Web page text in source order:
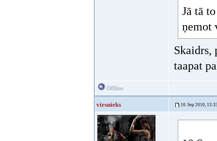
Jā tā
ņemot
Skaidrs,
taapat
Offline
virsnieks 10. Sep 2010,